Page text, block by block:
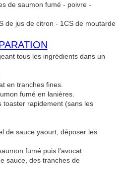
de saumon fumé - poivre -
de jus de citron - 1CS de moutarde
tous les ingrédients dans un
en tranches fines.
fumé en lanières.
toaster rapidement (sans les
de sauce yaourt, déposer les
fumé puis l'avocat.
sauce, des tranches de